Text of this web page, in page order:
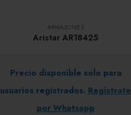
ARMAZONES
Aristar AR18425
Precio disponible solo para
usuarios registrados. Regístrate
por Whatsapp